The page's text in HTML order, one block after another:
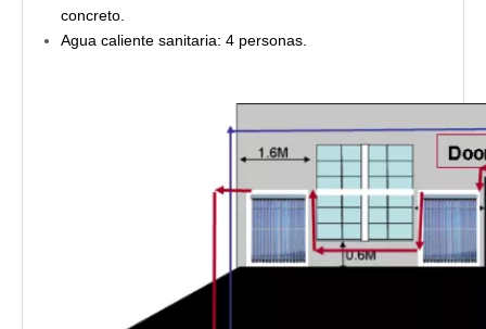
concreto.
Agua caliente sanitaria: 4 personas.